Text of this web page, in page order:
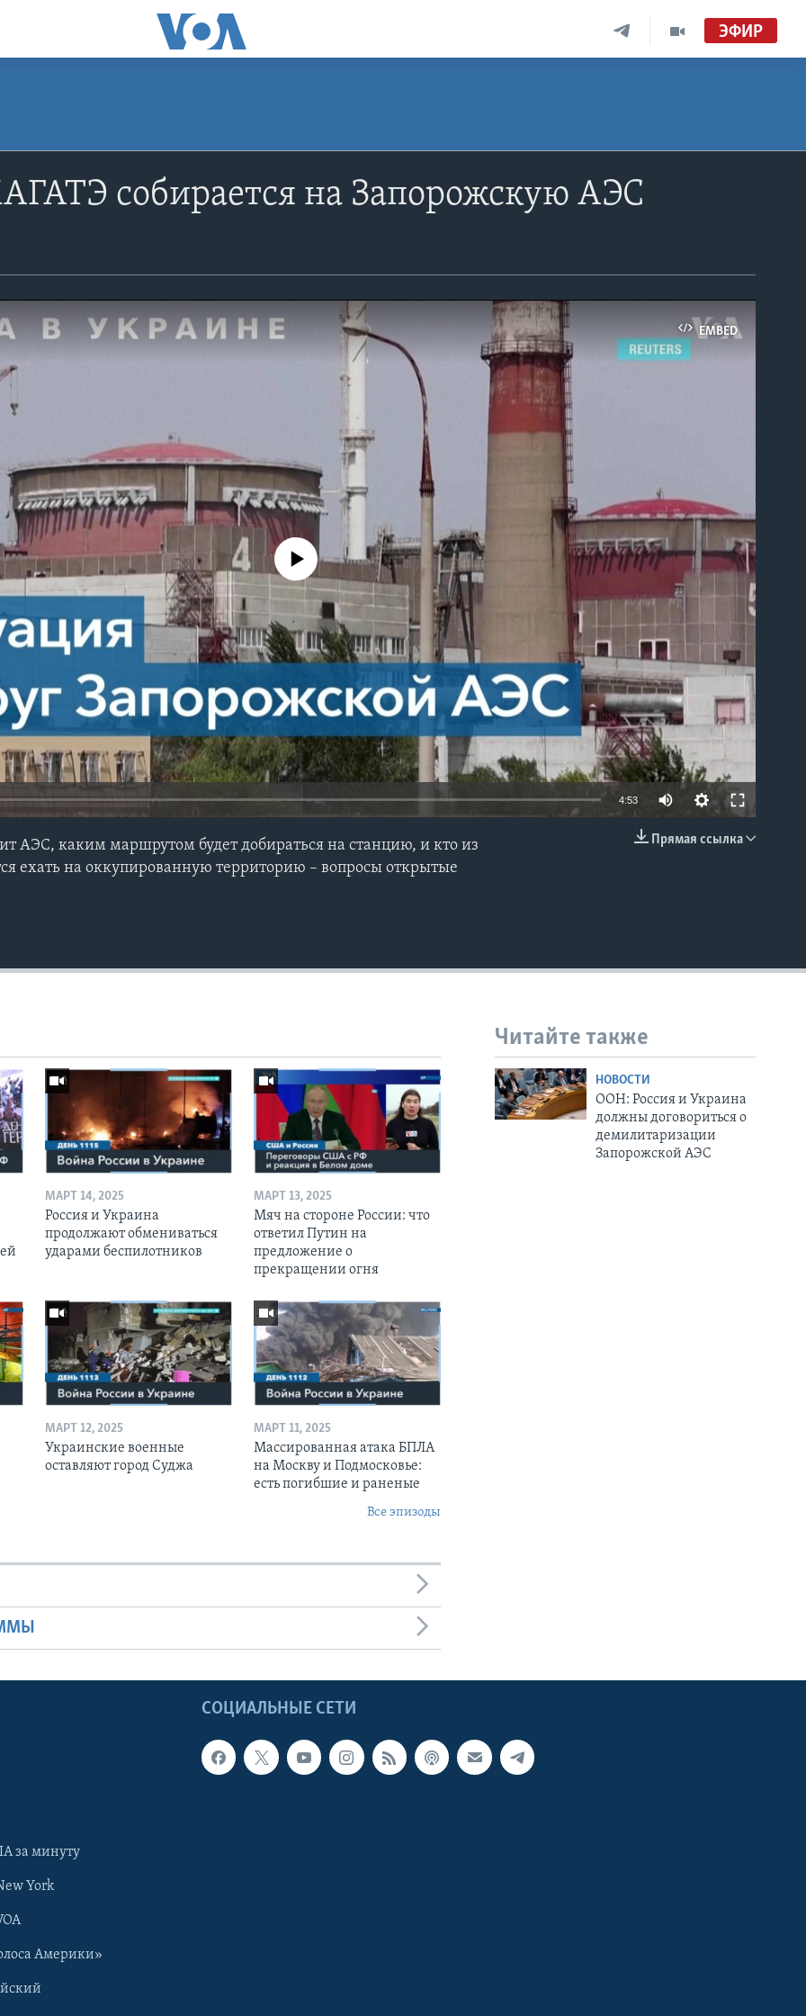
ЭФИР
собирается на Запорожскую АЭС
EMBED
No media source currently available
4:53
Прямая ссылка
АЭС, каким маршрутом будет добираться на станцию, и кто из
ехать на оккупированную территорию – вопросы открытые
Читайте также
НОВОСТИ
ООН: Россия и Украина
должны договориться о
демилитаризации
Запорожской АЭС
МАРТ 14, 2025
Россия и Украина
продолжают обмениваться
ударами беспилотников
МАРТ 13, 2025
Мяч на стороне России: что
ответил Путин на
предложение о
прекращении огня
МАРТ 12, 2025
Украинские военные
оставляют город Суджа
МАРТ 11, 2025
Массированная атака БПЛА
на Москву и Подмосковье:
есть погибшие и раненые
Все эпизоды
СОЦИАЛЬНЫЕ СЕТИ
за минуту
York
Америки»